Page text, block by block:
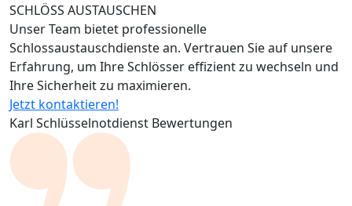
SCHLÖSS AUSTAUSCHEN
Unser Team bietet professionelle
Schlossaustauschdienste an. Vertrauen Sie auf unsere
Erfahrung, um Ihre Schlösser effizient zu wechseln und
Ihre Sicherheit zu maximieren.
Jetzt kontaktieren!
Karl Schlüsselnotdienst Bewertungen